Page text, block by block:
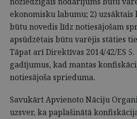
ekonomisku labumu; 2)
būtu novedis līdz notiesājošam
apsūdzētais būtu varējis stāties
Tāpat arī Direktīvas 2014/42/ES
gadījumus, kad mantas
notiesājoša sprieduma.
Savukārt Apvienoto Nāciju
uzsver, ka paplašinātā